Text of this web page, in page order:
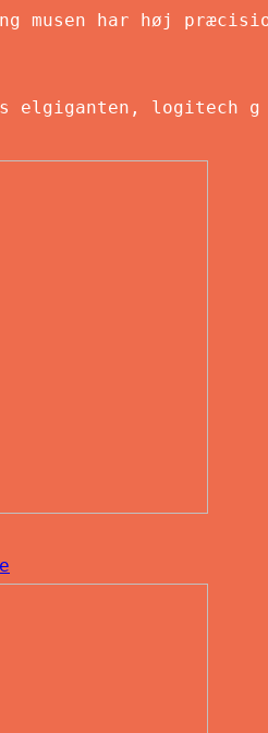
musen har høj
elgiganten, logitech g